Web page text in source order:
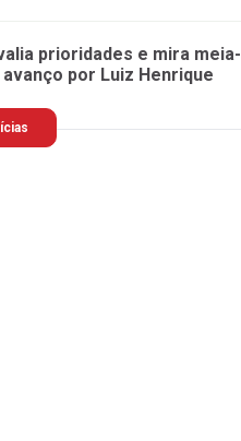
prioridades e mira meia-
por Luiz Henrique